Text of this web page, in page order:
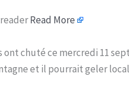
Read More
chuté ce mercredi 11
et il pourrait geler